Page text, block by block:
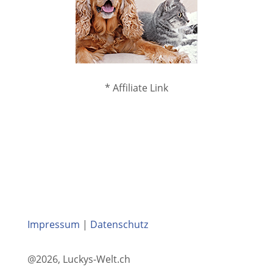
* Affiliate Link
Impressum | Datenschutz
@2026, Luckys-Welt.ch